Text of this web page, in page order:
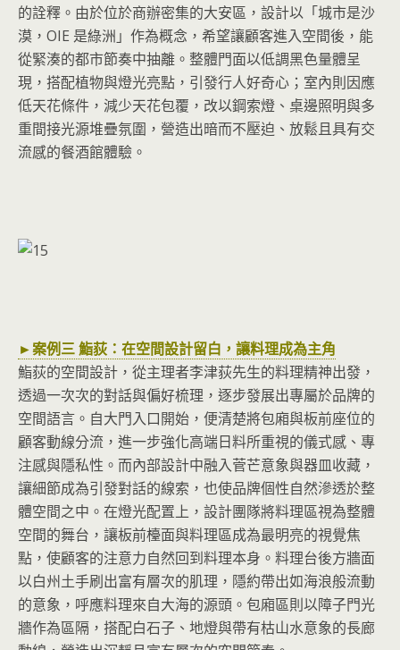
的詮釋。由於位於商辦密集的大安區，設計以「城市是沙
漠，OIE 是綠洲」作為概念，希望讓顧客進入空間後，能
從緊湊的都市節奏中抽離。整體門面以低調黑色量體呈
現，搭配植物與燈光亮點，引發行人好奇心；室內則因應
低天花條件，減少天花包覆，改以鋼索燈、桌邊照明與多
重間接光源堆疊氛圍，營造出暗而不壓迫、放鬆且具有交
流感的餐酒館體驗。
►案例三 鮨荻：在空間設計留白，讓料理成為主角
鮨荻的空間設計，從主理者李津荻先生的料理精神出發，
透過一次次的對話與偏好梳理，逐步發展出專屬於品牌的
空間語言。自大門入口開始，便清楚將包廂與板前座位的
顧客動線分流，進一步強化高端日料所重視的儀式感、專
注感與隱私性。而內部設計中融入菅芒意象與器皿收藏，
讓細節成為引發對話的線索，也使品牌個性自然滲透於整
體空間之中。在燈光配置上，設計團隊將料理區視為整體
空間的舞台，讓板前檯面與料理區成為最明亮的視覺焦
點，使顧客的注意力自然回到料理本身。料理台後方牆面
以白州土手刷出富有層次的肌理，隱約帶出如海浪般流動
的意象，呼應料理來自大海的源頭。包廂區則以障子門光
牆作為區隔，搭配白石子、地燈與帶有枯山水意象的長廊